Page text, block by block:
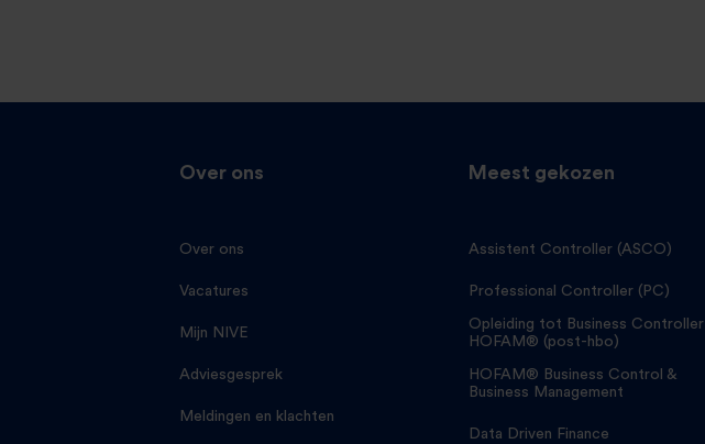
Over ons
Over ons
Vacatures
Mijn NIVE
Adviesgesprek
Meldingen en klachten
Meest gekozen
Assistent Controller (ASCO)
Professional Controller (PC)
Opleiding tot Business Controller
HOFAM® (post-hbo)
HOFAM® Business Control &
Business Management
Data Driven Finance